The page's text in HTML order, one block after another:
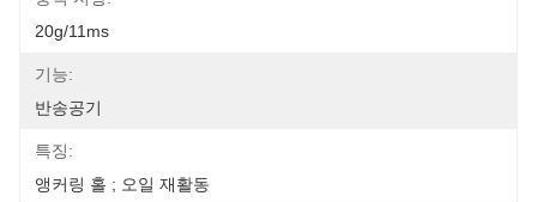
20g/11ms
기능:
반송공기
특징:
앵커링 홀 ; 오일 재활동